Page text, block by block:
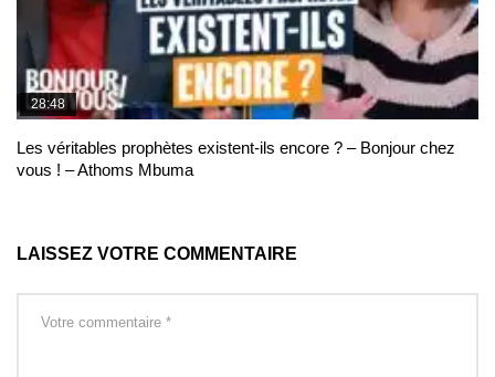
28:48
Les véritables prophètes existent-ils encore ? – Bonjour chez
vous ! – Athoms Mbuma
LAISSEZ VOTRE COMMENTAIRE